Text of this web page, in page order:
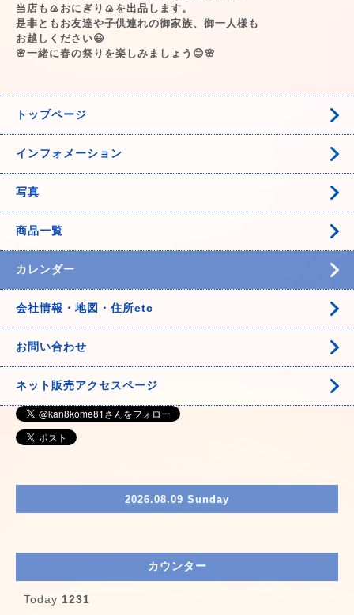
当店も🍙おにぎり🍙を出品します。
是非ともお友達や子供連れの御家族、御一人様も
お越しください😃
🌸一緒に春の祭りを楽しみましょう😊🌸
トップページ
インフォメーション
写真
商品一覧
カレンダー
会社情報・地図・住所etc
お問い合わせ
ネット販売アクセスページ
2026.08.09 Sunday
カウンター
Today 1231